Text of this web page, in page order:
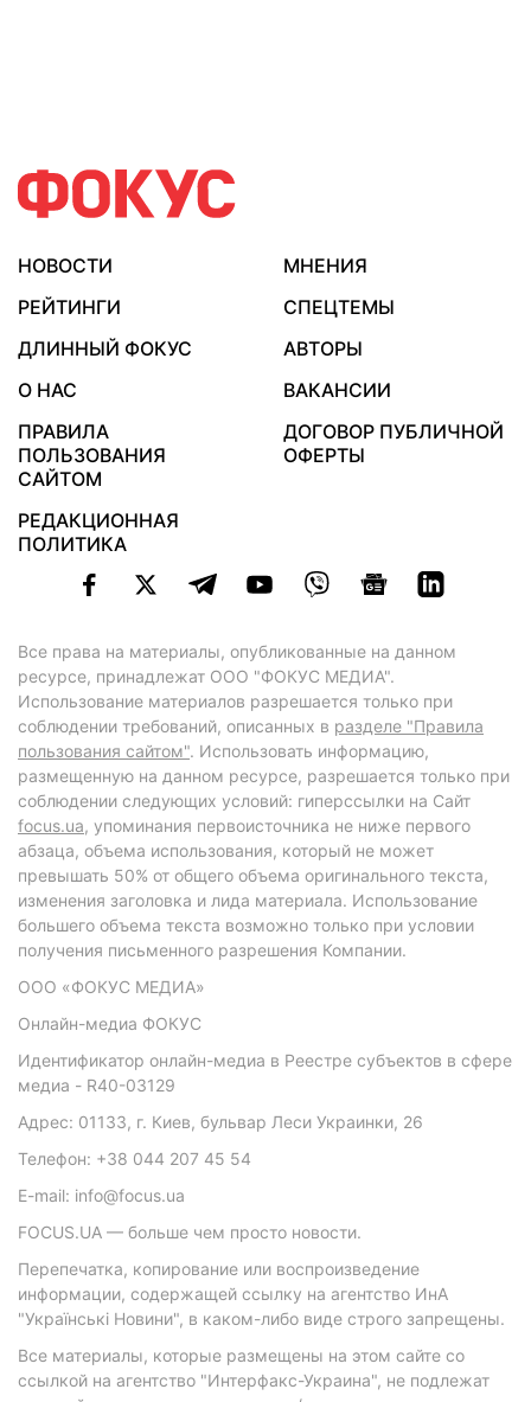
НОВОСТИ
МНЕНИЯ
РЕЙТИНГИ
СПЕЦТЕМЫ
ДЛИННЫЙ ФОКУС
АВТОРЫ
О НАС
ВАКАНСИИ
ПРАВИЛА
ПОЛЬЗОВАНИЯ
САЙТОМ
ДОГОВОР ПУБЛИЧНОЙ
ОФЕРТЫ
РЕДАКЦИОННАЯ
ПОЛИТИКА
Все права на материалы, опубликованные на данном
ресурсе, принадлежат ООО "ФОКУС МЕДИА".
Использование материалов разрешается только при
соблюдении требований, описанных в разделе "Правила
пользования сайтом". Использовать информацию,
размещенную на данном ресурсе, разрешается только при
соблюдении следующих условий: гиперссылки на Сайт
focus.ua, упоминания первоисточника не ниже первого
абзаца, объема использования, который не может
превышать 50% от общего объема оригинального текста,
изменения заголовка и лида материала. Использование
большего объема текста возможно только при условии
получения письменного разрешения Компании.
ООО «ФОКУС МЕДИА»
Онлайн-медиа ФОКУС
Идентификатор онлайн-медиа в Реестре субъектов в сфере
медиа - R40-03129
Адрес: 01133, г. Киев, бульвар Леси Украинки, 26
Телефон: +38 044 207 45 54
E-mail: info@focus.ua
FOCUS.UA — больше чем просто новости.
Перепечатка, копирование или воспроизведение
информации, содержащей ссылку на агентство ИнА
"Українські Новини", в каком-либо виде строго запрещены.
Все материалы, которые размещены на этом сайте со
ссылкой на агентство "Интерфакс-Украина", не подлежат